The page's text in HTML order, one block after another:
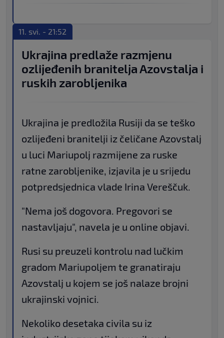
11. svi. - 21:52
Ukrajina predlaže razmjenu
ozlijeđenih branitelja Azovstalja i
ruskih zarobljenika
Ukrajina je predložila Rusiji da se teško
ozlijeđeni branitelji iz čeličane Azovstalj
u luci Mariupolj razmijene za ruske
ratne zarobljenike, izjavila je u srijedu
potpredsjednica vlade Irina Vereščuk.
"Nema još dogovora. Pregovori se
nastavljaju", navela je u online objavi.
Rusi su preuzeli kontrolu nad lučkim
gradom Mariupoljem te granatiraju
Azovstalj u kojem se još nalaze brojni
ukrajinski vojnici.
Nekoliko desetaka civila su iz